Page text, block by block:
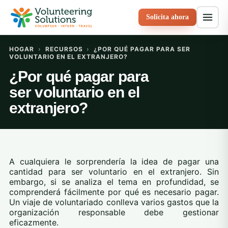
Solicita ahora
HOGAR › RECURSOS ›
¿POR QUÉ PAGAR PARA SER
VOLUNTARIO EN EL EXTRANJERO?
¿Por qué pagar para
ser voluntario en el
extranjero?
A cualquiera le sorprendería la idea de pagar una
cantidad para ser voluntario en el extranjero. Sin
embargo, si se analiza el tema en profundidad, se
comprenderá fácilmente por qué es necesario pagar.
Un viaje de voluntariado conlleva varios gastos que la
organización responsable debe gestionar
eficazmente.